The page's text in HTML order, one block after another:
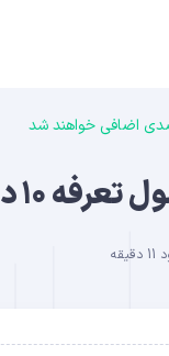
خواهند شد